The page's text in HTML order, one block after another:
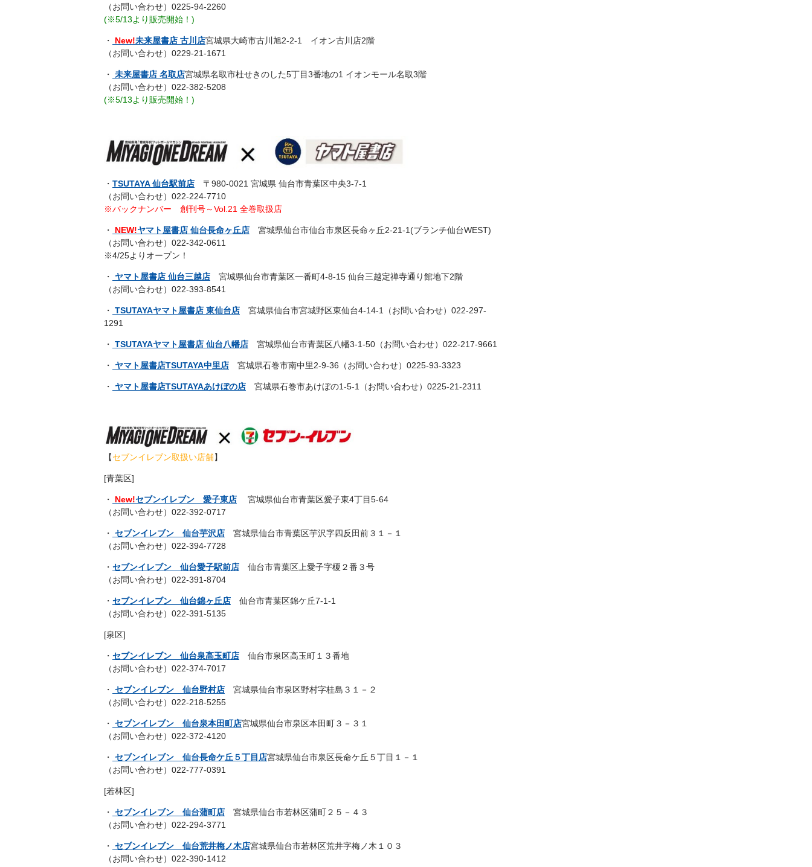
（お問い合わせ）0225-94-2260
(※5/13より販売開始！)
・ New!未来屋書店 古川店宮城県大崎市古川旭2-2-1 イオン古川店2階
（お問い合わせ）0229-21-1671
・ 未来屋書店 名取店宮城県名取市杜せきのした5丁目3番地の1 イオンモール名取3階
（お問い合わせ）022-382-5208
(※5/13より販売開始！)
・ TSUTAYA 仙台駅前店 〒980-0021 宮城県 仙台市青葉区中央3-7-1
（お問い合わせ）022-224-7710
※バックナンバー 創刊号～Vol.21 全巻取扱店
・ NEW!ヤマト屋書店 仙台長命ヶ丘店 宮城県仙台市仙台市泉区長命ヶ丘2-21-1(ブランチ仙台WEST)
（お問い合わせ）022-342-0611
※4/25よりオープン！
・ ヤマト屋書店 仙台三越店 宮城県仙台市青葉区一番町4-8-15 仙台三越定禅寺通り館地下2階
（お問い合わせ）022-393-8541
・ TSUTAYAヤマト屋書店 東仙台店 宮城県仙台市宮城野区東仙台4-14-1（お問い合わせ）022-297-
1291
・ TSUTAYAヤマト屋書店 仙台八幡店 宮城県仙台市青葉区八幡3-1-50（お問い合わせ）022-217-9661
・ ヤマト屋書店TSUTAYA中里店 宮城県石巻市南中里2-9-36（お問い合わせ）0225-93-3323
・ ヤマト屋書店TSUTAYAあけぼの店 宮城県石巻市あけぼの1-5-1（お問い合わせ）0225-21-2311
【セブンイレブン取扱い店舗】
[青葉区]
・ New!セブンイレブン 愛子東店 宮城県仙台市青葉区愛子東4丁目5-64
（お問い合わせ）022-392-0717
・ セブンイレブン 仙台芋沢店 宮城県仙台市青葉区芋沢字四反田前３１－１
（お問い合わせ）022-394-7728
・ セブンイレブン 仙台愛子駅前店 仙台市青葉区上愛子字榎２番３号
（お問い合わせ）022-391-8704
・ セブンイレブン 仙台錦ヶ丘店 仙台市青葉区錦ケ丘7-1-1
（お問い合わせ）022-391-5135
[泉区]
・ セブンイレブン 仙台泉高玉町店 仙台市泉区高玉町１３番地
（お問い合わせ）022-374-7017
・ セブンイレブン 仙台野村店 宮城県仙台市泉区野村字桂島３１－２
（お問い合わせ）022-218-5255
・ セブンイレブン 仙台泉本田町店宮城県仙台市泉区本田町３－３１
（お問い合わせ）022-372-4120
・ セブンイレブン 仙台長命ケ丘５丁目店宮城県仙台市泉区長命ケ丘５丁目１－１
（お問い合わせ）022-777-0391
[若林区]
・ セブンイレブン 仙台蒲町店 宮城県仙台市若林区蒲町２５－４３
（お問い合わせ）022-294-3771
・ セブンイレブン 仙台荒井梅ノ木店宮城県仙台市若林区荒井字梅ノ木１０３
（お問い合わせ）022-390-1412